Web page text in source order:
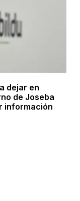
dejar en
de Joseba
información